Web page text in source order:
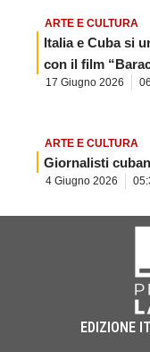
ARTE E CULTURA
Italia e Cuba si
con il film
17 Giugno 2026
ARTE E CULTURA
Giornalisti
4 Giugno 2026
EDIZIONE